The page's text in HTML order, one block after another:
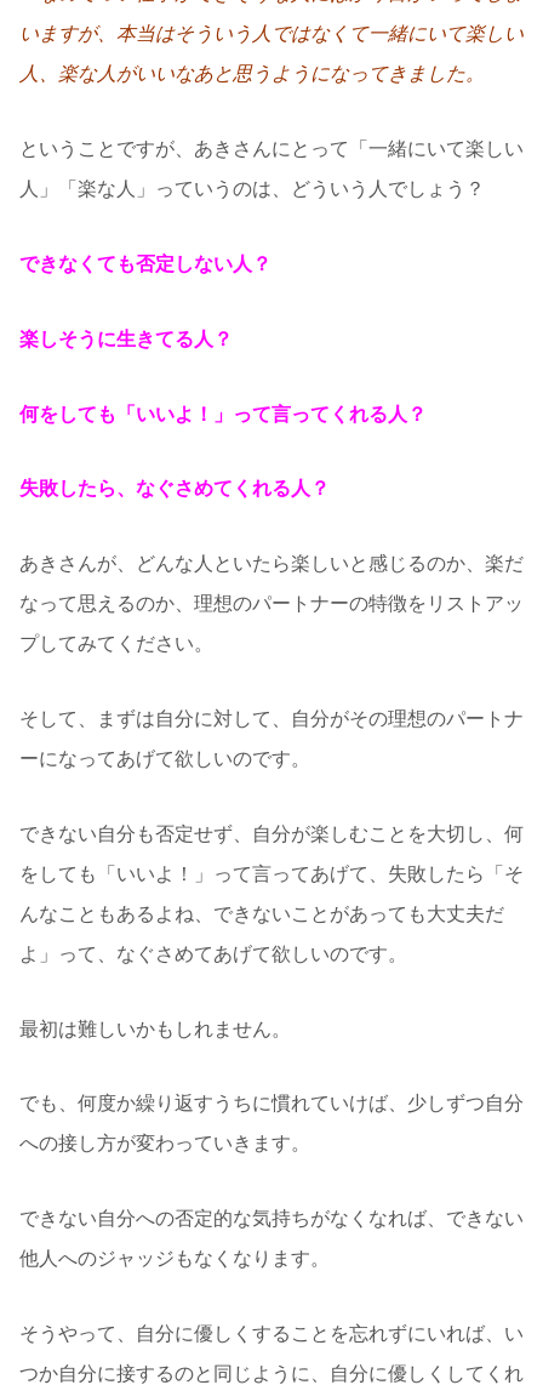
いますが、本当はそういう人ではなくて一緒にいて楽しい
人、楽な人がいいなあと思うようになってきました。
ということですが、あきさんにとって「一緒にいて楽しい
人」「楽な人」っていうのは、どういう人でしょう？
できなくても否定しない人？
楽しそうに生きてる人？
何をしても「いいよ！」って言ってくれる人？
失敗したら、なぐさめてくれる人？
あきさんが、どんな人といたら楽しいと感じるのか、楽だ
なって思えるのか、理想のパートナーの特徴をリストアッ
プしてみてください。
そして、まずは自分に対して、自分がその理想のパートナ
ーになってあげて欲しいのです。
できない自分も否定せず、自分が楽しむことを大切し、何
をしても「いいよ！」って言ってあげて、失敗したら「そ
んなこともあるよね、できないことがあっても大丈夫だ
よ」って、なぐさめてあげて欲しいのです。
最初は難しいかもしれません。
でも、何度か繰り返すうちに慣れていけば、少しずつ自分
への接し方が変わっていきます。
できない自分への否定的な気持ちがなくなれば、できない
他人へのジャッジもなくなります。
そうやって、自分に優しくすることを忘れずにいれば、い
つか自分に接するのと同じように、自分に優しくしてくれ